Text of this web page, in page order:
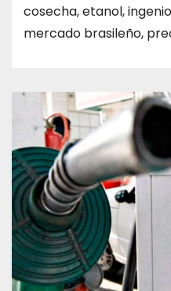
cosecha,etanol,
mercado brasileño,